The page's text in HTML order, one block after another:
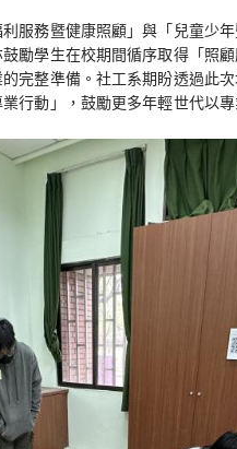
服務暨健康照顧」與「兒童少
勵學生在校期間循序取得「照
完整準備。社工系期盼透過此
行動」，鼓勵更多年輕世代以